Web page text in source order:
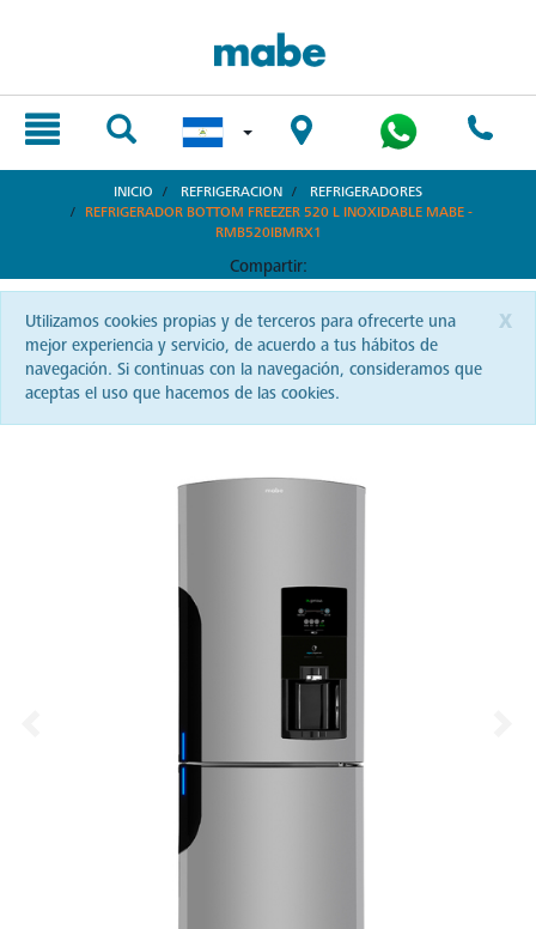
INICIO REFRIGERACION
REFRIGERADORES
REFRIGERADOR BOTTOM FREEZER 520 L INOXIDABLE MABE -
RMB520IBMRX1
Compartir:
x
Utilizamos cookies propias y de terceros para ofrecerte una
mejor experiencia y servicio, de acuerdo a tus hábitos de
navegación. Si continuas con la navegación, consideramos que
aceptas el uso que hacemos de las cookies.